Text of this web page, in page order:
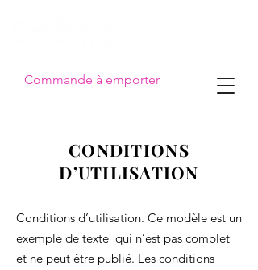
Commande à emporter
CONDITIONS
D’UTILISATION
Conditions d’utilisation. Ce modèle est un
exemple de texte qui n’est pas complet
et ne peut être publié. Les conditions